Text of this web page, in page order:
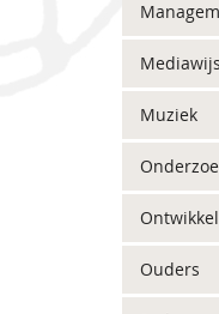
Muziek
Ouders